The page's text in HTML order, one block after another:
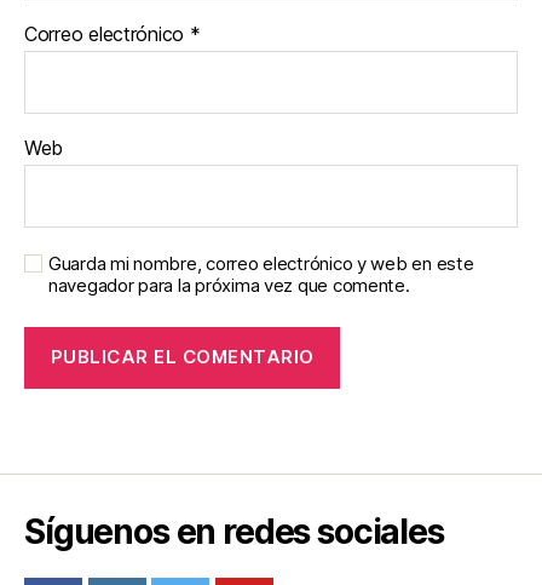
Correo electrónico *
Web
Guarda mi nombre, correo electrónico y web en este
navegador para la próxima vez que comente.
Síguenos en redes sociales